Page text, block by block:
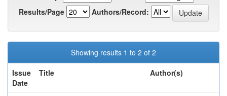
Results/Page
Authors/Record:
Showing results 1 to 2 of 2
Issue
Date
Title Author(s)